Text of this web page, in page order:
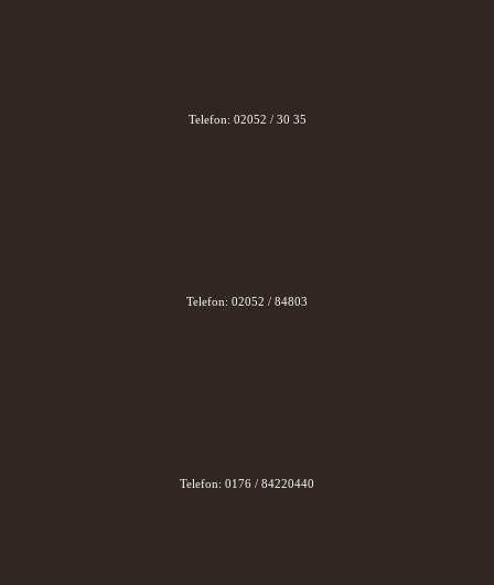
Telefon: 02052 / 30 35
Telefon: 02052 / 84803
Telefon: 0176 / 84220440